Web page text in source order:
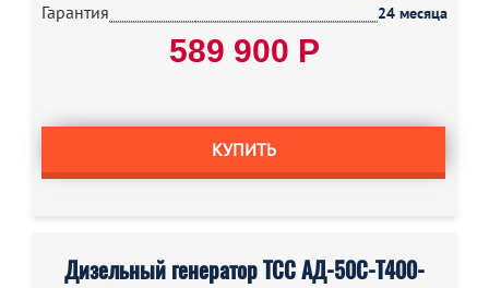
Гарантия 24 месяца
589 900 Р
КУПИТЬ
Дизельный генератор ТСС АД-50С-Т400-